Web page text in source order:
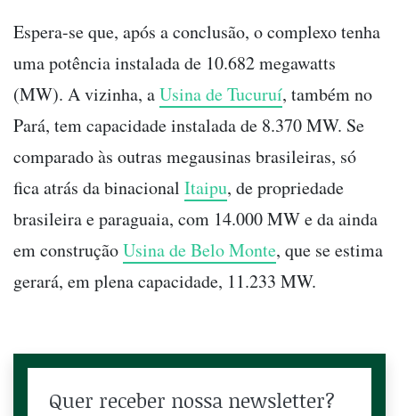
Espera-se que, após a conclusão, o complexo tenha
uma potência instalada de 10.682 megawatts
(MW). A vizinha, aUsina de Tucuruí, também no
Pará, tem capacidade instalada de 8.370 MW. Se
comparado às outras megausinas brasileiras, só
fica atrás da binacional Itaipu, de propriedade
brasileira e paraguaia, com 14.000 MW e da ainda
em construçãoUsina de Belo Monte, que se estima
gerará, em plena capacidade, 11.233 MW.
Quer receber nossa newsletter?